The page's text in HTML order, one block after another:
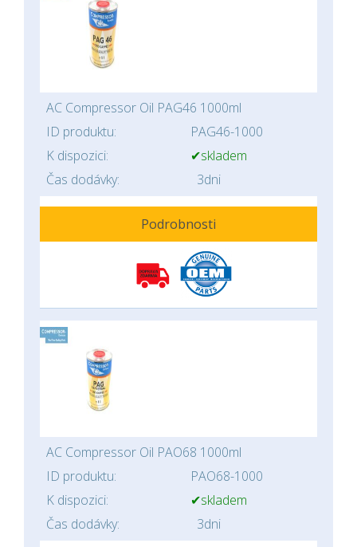
AC Compressor Oil PAG46 1000ml
ID produktu:
PAG46-1000
K dispozici:
✔skladem
Čas dodávky:
3dni
Podrobnosti
AC Compressor Oil PAO68 1000ml
ID produktu:
PAO68-1000
K dispozici:
✔skladem
Čas dodávky:
3dni